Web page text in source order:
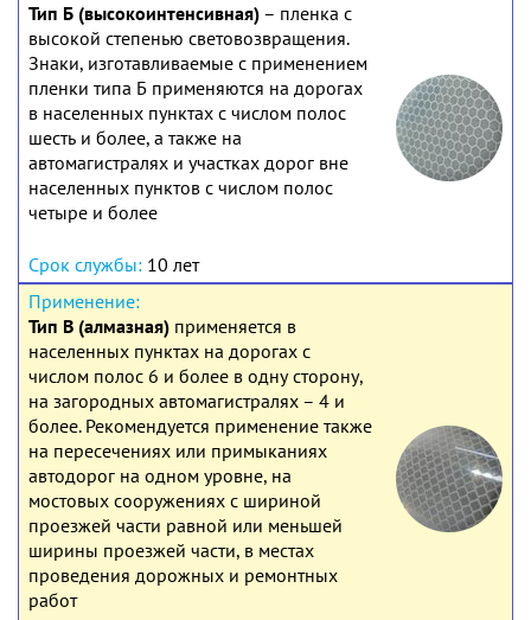
Тип Б (высокоинтенсивная) – пленка с
высокой степенью световозвращения.
Знаки, изготавливаемые с применением
пленки типа Б применяются на дорогах
в населенных пунктах с числом полос
шесть и более, а также на
автомагистралях и участках дорог вне
населенных пунктов с числом полос
четыре и более
10 лет
Тип В (алмазная) применяется в
населенных пунктах на дорогах с
числом полос 6 и более в одну сторону,
на загородных автомагистралях – 4 и
более. Рекомендуется применение также
на пересечениях или примыканиях
автодорог на одном уровне, на
мостовых сооружениях с шириной
проезжей части равной или меньшей
ширины проезжей части, в местах
проведения дорожных и ремонтных
работ